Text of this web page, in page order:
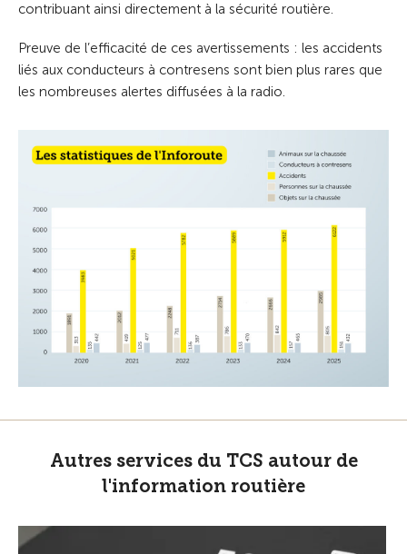
contribuant ainsi directement à la sécurité routière.
Preuve de l’efficacité de ces avertissements : les accidents
liés aux conducteurs à contresens sont bien plus rares que
les nombreuses alertes diffusées à la radio.
Autres services du TCS autour de
l'information routière